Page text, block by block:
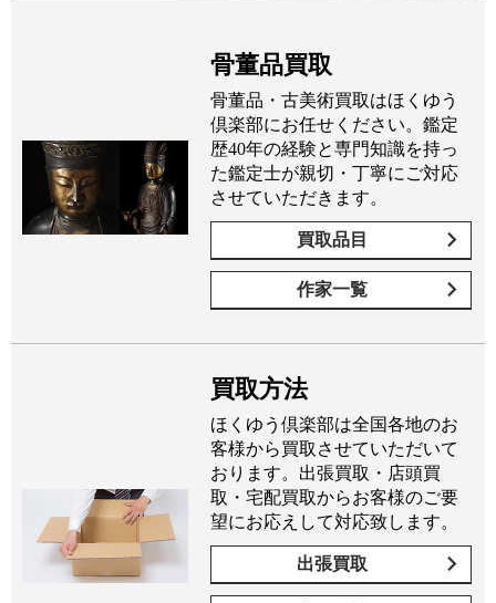
骨董品買取
骨董品・古美術買取はほくゆう
倶楽部にお任せください。鑑定
歴40年の経験と専門知識を持っ
た鑑定士が親切・丁寧にご対応
させていただきます。
買取品目
作家一覧
買取方法
ほくゆう倶楽部は全国各地のお
客様から買取させていただいて
おります。出張買取・店頭買
取・宅配買取からお客様のご要
望にお応えして対応致します。
出張買取